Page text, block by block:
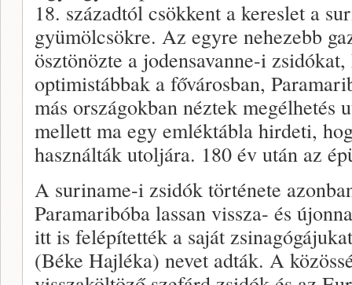
18. századtól csökkent a kereslet a
gyümölcsökre. Az egyre nehezebb
ösztönözte a jodensavanne-i
optimistábbak a fővárosban,
más országokban néztek megélhetés
mellett ma egy emléktábla hirdeti,
használták utoljára. 180 év után az
A suriname-i zsidók története
Paramaribóba lassan vissza- és
itt is felépítették a saját
(Béke Hajléka) nevet adták. A